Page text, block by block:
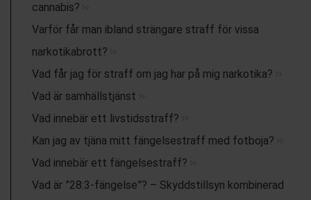
cannabis?
Varför får man ibland strängare straff för vissa
narkotikabrott?
Vad får jag för straff om jag har på mig narkotika?
Vad är samhällstjänst
Vad innebär ett livstidsstraff?
Kan jag av tjäna mitt fängelsestraff med fotboja?
Vad innebär ett fängelsestraff?
Vad är ”28:3-fängelse”? – Skyddstillsyn kombinerad